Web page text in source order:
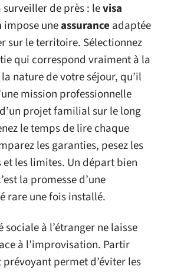
surveiller de près : levisa
impose uneassurance adaptée
sur le territoire. Sélectionnez
qui correspond vraiment à la
nature de votre séjour, qu’il
mission professionnelle
projet familial sur le long
le temps de lire chaque
les garanties, pesez les
et les limites. Un départ bien
la promesse d’une
rare une fois installé.
sociale à l’étranger ne laisse
à l’improvisation. Partir
permet d’éviter les